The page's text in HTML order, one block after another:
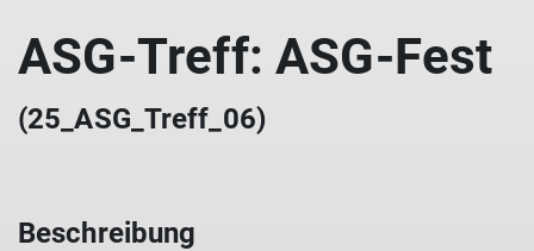
ASG-Treff: ASG-Fest
(25_ASG_Treff_06)
Beschreibung